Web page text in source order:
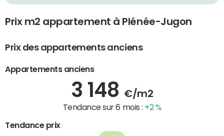
Prix m2 appartement à Plénée-Jugon
Prix des appartements anciens
Appartements anciens
3 148 €/m2
Tendance sur 6 mois : +2 %
Tendance prix